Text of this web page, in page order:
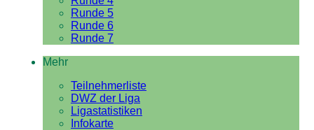
Runde 5
Runde 6
Runde 7
Mehr
Teilnehmerliste
DWZ der Liga
Ligastatistiken
Infokarte